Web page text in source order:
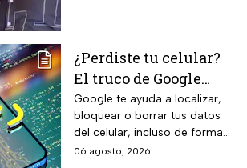
¿Perdiste tu celular?
El truco de Google
para localizarlo y
proteger tus datos
Google te ayuda a localizar,
bloquear o borrar tus datos
del celular, incluso de forma
remota; debes tener activada
06 agosto, 2026